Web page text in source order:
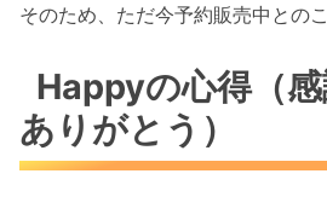
そのため、ただ今予約販売中とのこ
Happyの心得（感
ありがとう）